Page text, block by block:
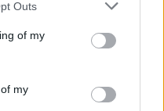
Outs
of my
my